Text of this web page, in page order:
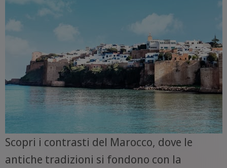
Scopri i contrasti del Marocco, dove le
antiche tradizioni si fondono con la